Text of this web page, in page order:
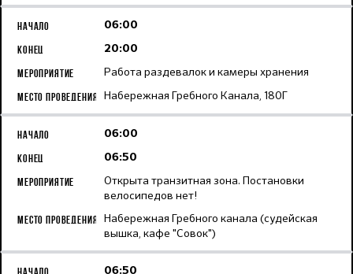
06:00
20:00
Работа раздевалок и камеры хранения
Набережная Гребного Канала, 180Г
06:00
06:50
Открыта транзитная зона. Постановки
велосипедов нет!
Набережная Гребного канала (судейская
вышка, кафе "Совок")
06:50